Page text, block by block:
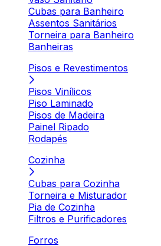
Cubas para Banheiro
Assentos Sanitários
Torneira para Banheiro
Banheiras
Pisos e Revestimentos
Pisos Vinílicos
Piso Laminado
Pisos de Madeira
Painel Ripado
Rodapés
Cozinha
Cubas para Cozinha
Torneira e Misturador
Pia de Cozinha
Filtros e Purificadores
Forros